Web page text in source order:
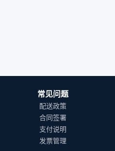
常见问题
配送政策
合同签署
支付说明
发票管理